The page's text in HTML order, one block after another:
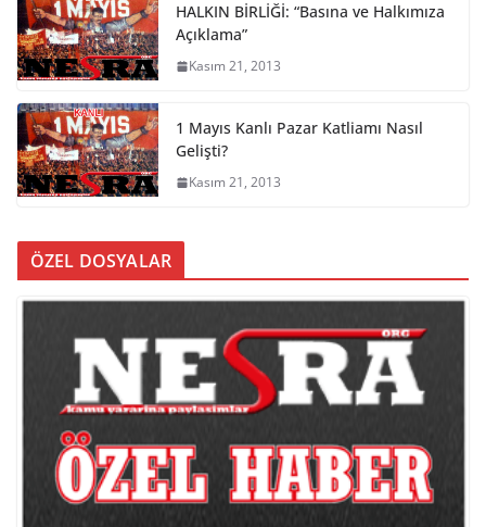
HALKIN BİRLİĞİ: “Basına ve Halkımıza
Açıklama”
Kasım 21, 2013
1 Mayıs Kanlı Pazar Katliamı Nasıl
Gelişti?
Kasım 21, 2013
ÖZEL DOSYALAR